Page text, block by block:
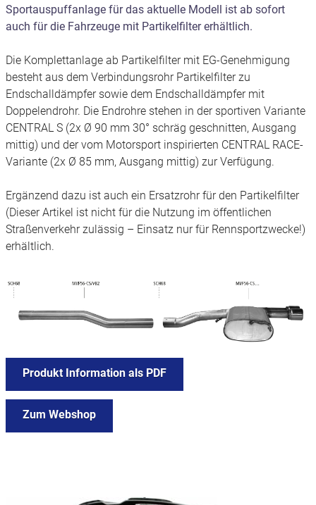
Sportauspuffanlage für das aktuelle Modell ist ab sofort
auch für die Fahrzeuge mit Partikelfilter erhältlich.
Die Komplettanlage ab Partikelfilter mit EG-Genehmigung
besteht aus dem Verbindungsrohr Partikelfilter zu
Endschalldämpfer sowie dem Endschalldämpfer mit
Doppelendrohr. Die Endrohre stehen in der sportiven Variante
CENTRAL S (2x Ø 90 mm 30° schräg geschnitten, Ausgang
mittig) und der vom Motorsport inspirierten CENTRAL RACE-
Variante (2x Ø 85 mm, Ausgang mittig) zur Verfügung.
Ergänzend dazu ist auch ein Ersatzrohr für den Partikelfilter
(Dieser Artikel ist nicht für die Nutzung im öffentlichen
Straßenverkehr zulässig – Einsatz nur für Rennsportzwecke!)
erhältlich.
Produkt Information als PDF
Zum Webshop